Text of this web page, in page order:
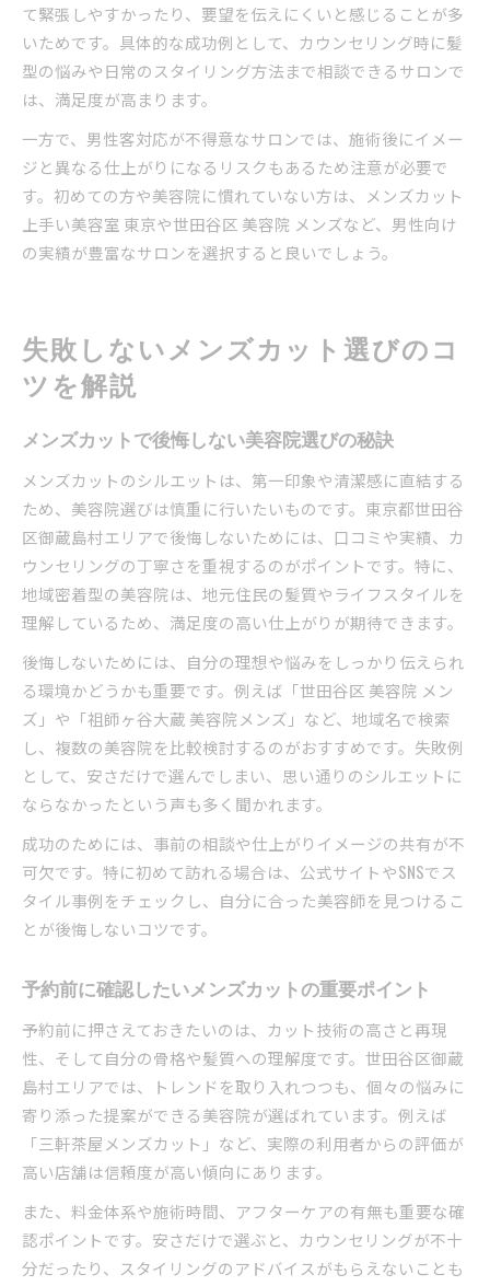
て緊張しやすかったり、要望を伝えにくいと感じることが多
いためです。具体的な成功例として、カウンセリング時に髪
型の悩みや日常のスタイリング方法まで相談できるサロンで
は、満足度が高まります。
一方で、男性客対応が不得意なサロンでは、施術後にイメー
ジと異なる仕上がりになるリスクもあるため注意が必要で
す。初めての方や美容院に慣れていない方は、メンズカット
上手い美容室 東京や世田谷区 美容院 メンズなど、男性向け
の実績が豊富なサロンを選択すると良いでしょう。
失敗しないメンズカット選びのコ
ツを解説
メンズカットで後悔しない美容院選びの秘訣
メンズカットのシルエットは、第一印象や清潔感に直結する
ため、美容院選びは慎重に行いたいものです。東京都世田谷
区御蔵島村エリアで後悔しないためには、口コミや実績、カ
ウンセリングの丁寧さを重視するのがポイントです。特に、
地域密着型の美容院は、地元住民の髪質やライフスタイルを
理解しているため、満足度の高い仕上がりが期待できます。
後悔しないためには、自分の理想や悩みをしっかり伝えられ
る環境かどうかも重要です。例えば「世田谷区 美容院 メン
ズ」や「祖師ヶ谷大蔵 美容院メンズ」など、地域名で検索
し、複数の美容院を比較検討するのがおすすめです。失敗例
として、安さだけで選んでしまい、思い通りのシルエットに
ならなかったという声も多く聞かれます。
成功のためには、事前の相談や仕上がりイメージの共有が不
可欠です。特に初めて訪れる場合は、公式サイトやSNSでス
タイル事例をチェックし、自分に合った美容師を見つけるこ
とが後悔しないコツです。
予約前に確認したいメンズカットの重要ポイント
予約前に押さえておきたいのは、カット技術の高さと再現
性、そして自分の骨格や髪質への理解度です。世田谷区御蔵
島村エリアでは、トレンドを取り入れつつも、個々の悩みに
寄り添った提案ができる美容院が選ばれています。例えば
「三軒茶屋メンズカット」など、実際の利用者からの評価が
高い店舗は信頼度が高い傾向にあります。
また、料金体系や施術時間、アフターケアの有無も重要な確
認ポイントです。安さだけで選ぶと、カウンセリングが不十
分だったり、スタイリングのアドバイスがもらえないことも